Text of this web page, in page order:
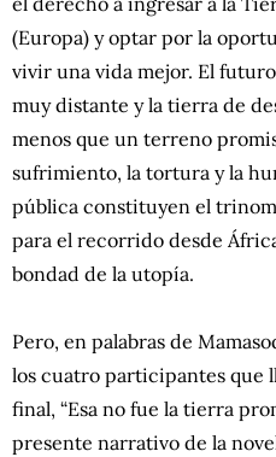
(Europa) y optar por la
vivir una vida mejor. El
muy distante y la tierra de
menos que un terreno
sufrimiento, la tortura y la
pública constituyen el
para el recorrido desde
bondad de la utopía.
Pero, en palabras de
los cuatro participantes que
final, “Esa no fue la tierra
presente narrativo de la